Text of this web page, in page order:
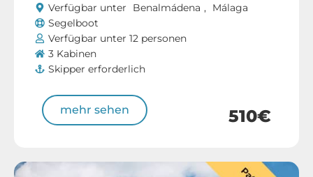
Verfügbar unter Benalmádena , Málaga
Segelboot
Verfügbar unter 12 personen
3 Kabinen
Skipper erforderlich
mehr sehen 510€